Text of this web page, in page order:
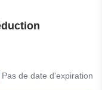
sur les
Pas de date d'expiration